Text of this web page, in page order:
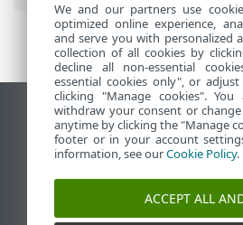
Zobraziť stránku ako na
End of Life
Databáza znalostí ESET
ESET Fórum
ESET Status Portal
We and our partners use
optimized online experience,
and serve you with personalized
collection of all cookies by
decline all non-essential
essential cookies only", or
clicking "Manage cookies".
withdraw your consent or
anytime by clicking the "Manage
footer or in your account
information, see ourCookie Policy.
ACCEPT ALL